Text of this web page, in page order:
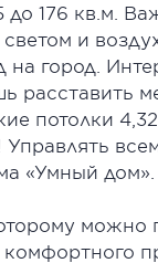
176 кв.м.
и
город.
расставить
потолки
«Умный дом».
можно